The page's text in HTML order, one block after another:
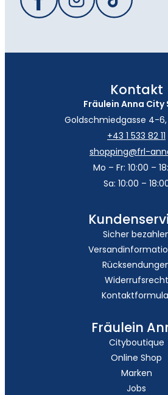
Kontakt
Fräulein Anna City
Goldschmiedgasse 4-6,
+43 1 533 82 11
shopping@frl-
Mo – Fr: 10:00 –
Sa: 10:00 –
Sicher
Widerrufsrecht
Fräulein
Cityboutique
Online Shop
Marken
Jobs